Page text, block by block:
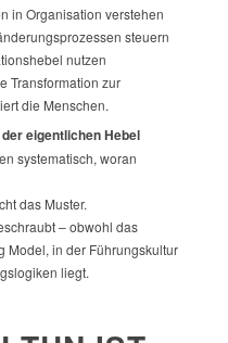
in Organisation verstehen
steuern
nutzen
Transformation zur
die Menschen.
eigentlichen Hebel
systematisch, woran
das Muster.
– obwohl das
Model, in der Führungskultur
liegt.